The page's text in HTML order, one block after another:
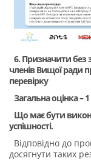
6. Призначити без
членів Вищої ради
перевірку
Загальна оцінка – 1
Що має бути
успішності.
Відповідно до
досягнути таких